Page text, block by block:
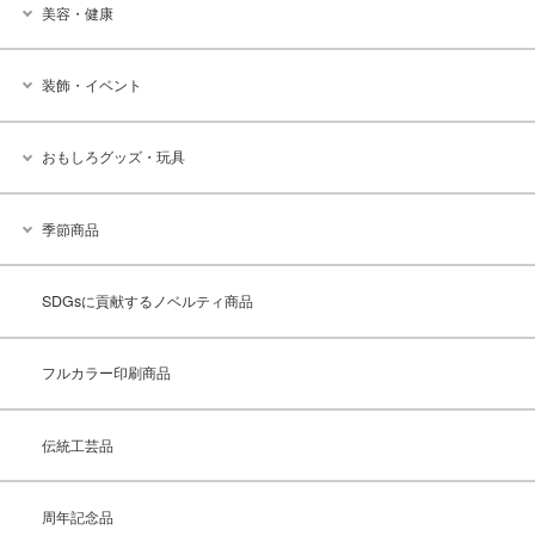
美容・健康
装飾・イベント
おもしろグッズ・玩具
季節商品
SDGsに貢献するノベルティ商品
フルカラー印刷商品
伝統工芸品
周年記念品